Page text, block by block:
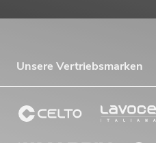
Unsere Vertriebsmarken